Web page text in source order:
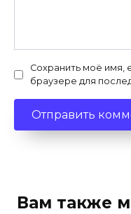
Сохранить моё имя,
браузере для
Вам также